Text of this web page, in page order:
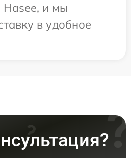
и мы
в удобное